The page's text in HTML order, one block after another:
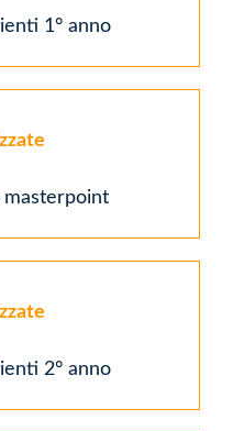
1° anno
masterpoint
2° anno